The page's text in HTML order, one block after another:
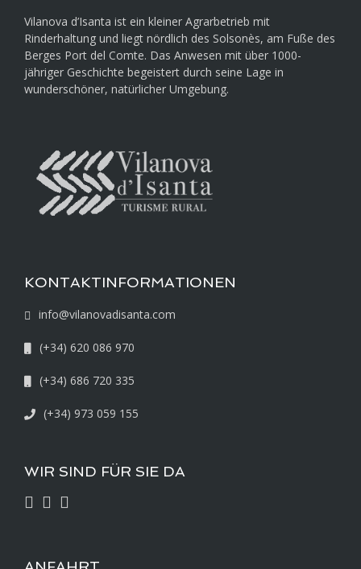
Vilanova d’Isanta ist ein kleiner Agrarbetrieb mit
Rinderhaltung und liegt nördlich des Solsonès, am Fuße des
Berges Port del Comte. Das Anwesen mit über 1000-
jähriger Geschichte begeistert durch seine Lage in
wunderschöner, natürlicher Umgebung.
KONTAKTINFORMATIONEN
info@vilanovadisanta.com
(+34) 620 086 970
(+34) 686 720 335
(+34) 973 059 155
WIR SIND FÜR SIE DA